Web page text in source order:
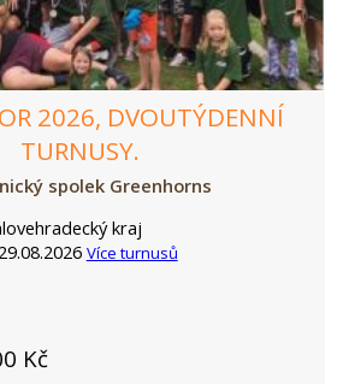
2026, DVOUTÝDENNÍ
TURNUSY.
spolek Greenhorns
kraj
Více turnusů
Kč